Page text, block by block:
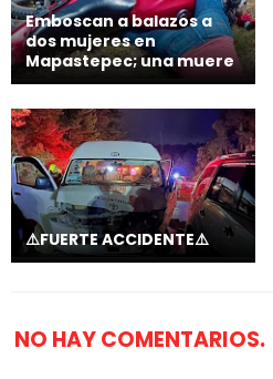
Emboscan a balazos a
dos mujeres en
Mapastepec; una muere
⚠️FUERTE ACCIDENTE⚠️
NO HAY COMENTARIOS.